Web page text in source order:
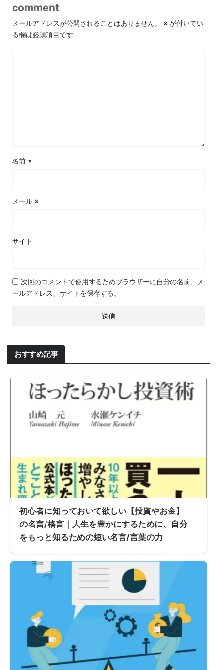
comment
メールアドレスが公開されることはありません。 ※ が付いてい
る欄は必須項目です
名前 ※
メール ※
サイト
次回のコメントで使用するためブラウザーに自分の名前、メ
ールアドレス、サイトを保存する。
おすすめ記事
初心者に知っておいて欲しい【投資やお金】
の名言/格言｜人生を豊かにするために、自分
をもっと知るための短い名言/言葉の力